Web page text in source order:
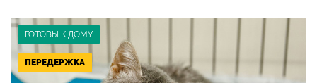
ГОТОВЫ К ДОМУ
ПЕРЕДЕРЖКА